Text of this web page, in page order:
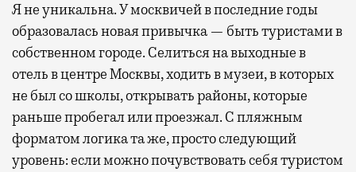
Я не уникальна. У москвичей в последние годы
образовалась новая привычка — быть туристами в
собственном городе. Селиться на выходные в
отель в центре Москвы, ходить в музеи, в которых
не был со школы, открывать районы, которые
раньше пробегал или проезжал. С пляжным
форматом логика та же, просто следующий
уровень: если можно почувствовать себя туристом